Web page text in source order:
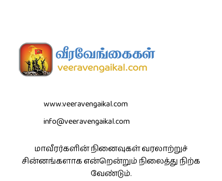
www.veeravengaikal.com
info@veeravengaikal.com
மாவீரர்களின் நினைவுகள் வரலாற்றுச்
சின்னங்களாக என்றென்றும் நிலைத்து நிற்க
வேண்டும்.